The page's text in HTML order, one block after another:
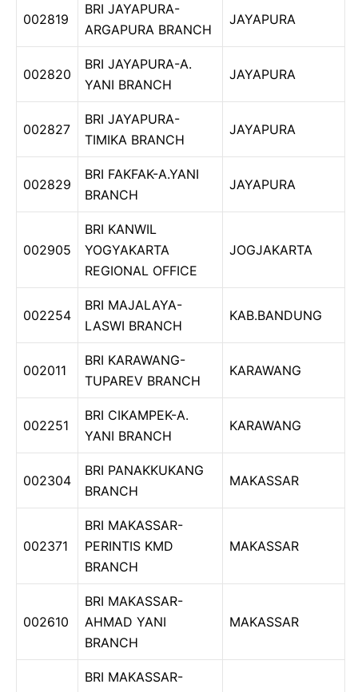
002819
BRI JAYAPURA-
ARGAPURA BRANCH
JAYAPURA
002820
BRI JAYAPURA-A.
YANI BRANCH
JAYAPURA
002827
BRI JAYAPURA-
TIMIKA BRANCH
JAYAPURA
002829
BRI FAKFAK-A.YANI
BRANCH
JAYAPURA
002905
BRI KANWIL
YOGYAKARTA
REGIONAL OFFICE
JOGJAKARTA
002254
BRI MAJALAYA-
LASWI BRANCH
KAB.BANDUNG
002011
BRI KARAWANG-
TUPAREV BRANCH
KARAWANG
002251
BRI CIKAMPEK-A.
YANI BRANCH
KARAWANG
002304
BRI PANAKKUKANG
BRANCH
MAKASSAR
002371
BRI MAKASSAR-
PERINTIS KMD
BRANCH
MAKASSAR
002610
BRI MAKASSAR-
AHMAD YANI
BRANCH
MAKASSAR
BRI MAKASSAR-